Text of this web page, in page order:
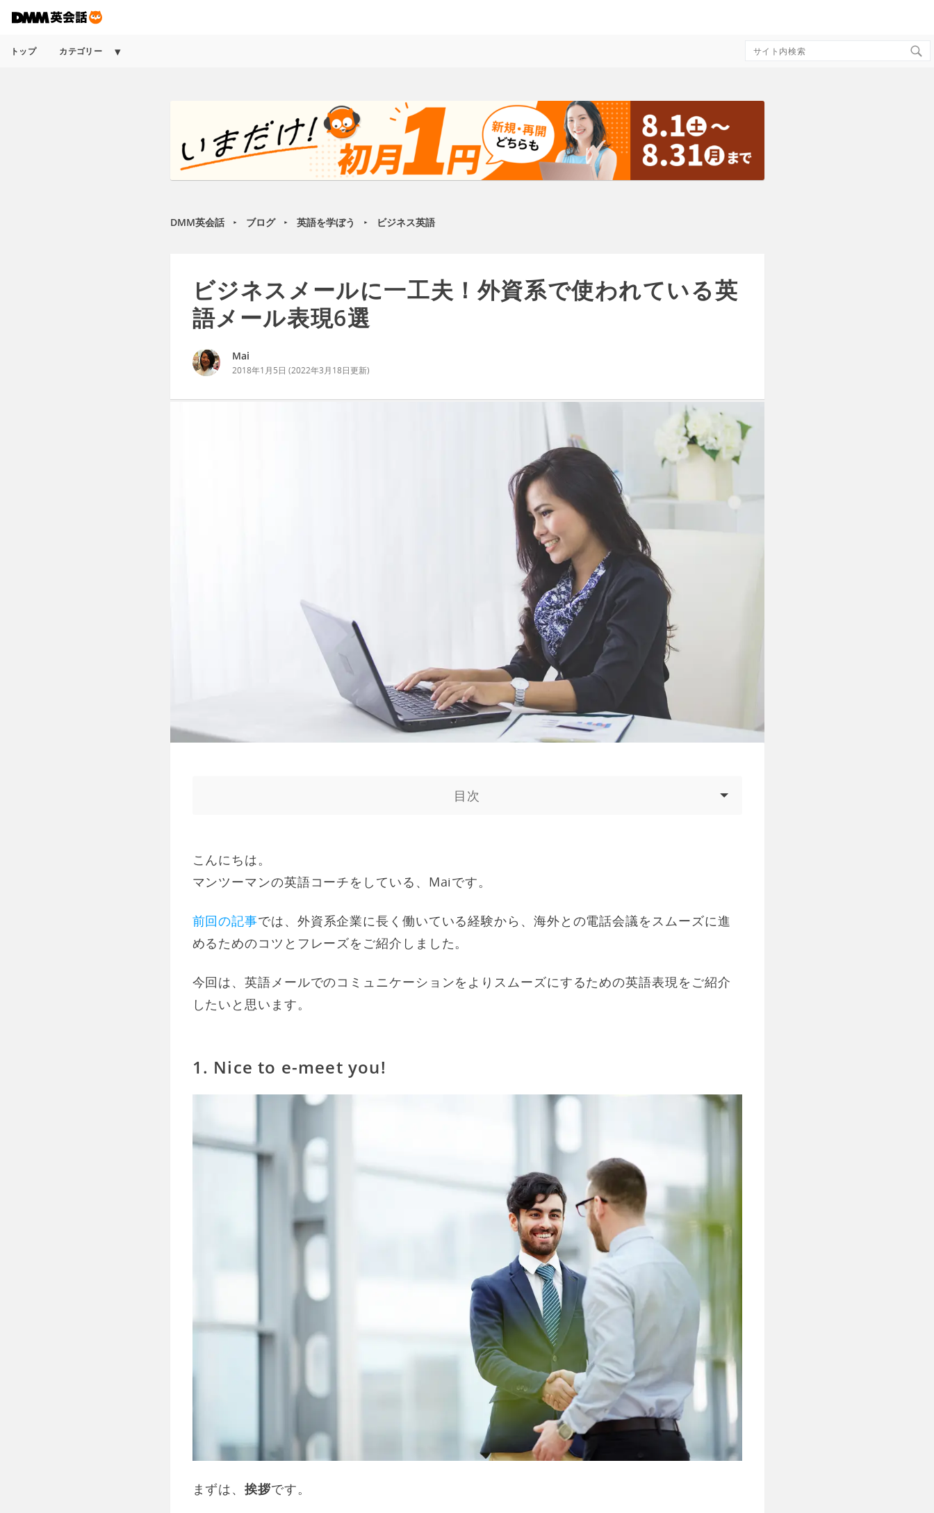
トップ カテゴリー
Search
DMM英会話 ► ブログ ► 英語を学ぼう ► ビジネス英語
ビジネスメールに一工夫！外資系で使われている英
語メール表現6選
Mai
2018年1月5日 (2022年3月18日更新)
目次
こんにちは。
マンツーマンの英語コーチをしている、Maiです。
前回の記事では、外資系企業に長く働いている経験から、海外との電話会議をスムーズに進
めるためのコツとフレーズをご紹介しました。
今回は、英語メールでのコミュニケーションをよりスムーズにするための英語表現をご紹介
したいと思います。
1. Nice to e-meet you!
まずは、挨拶です。